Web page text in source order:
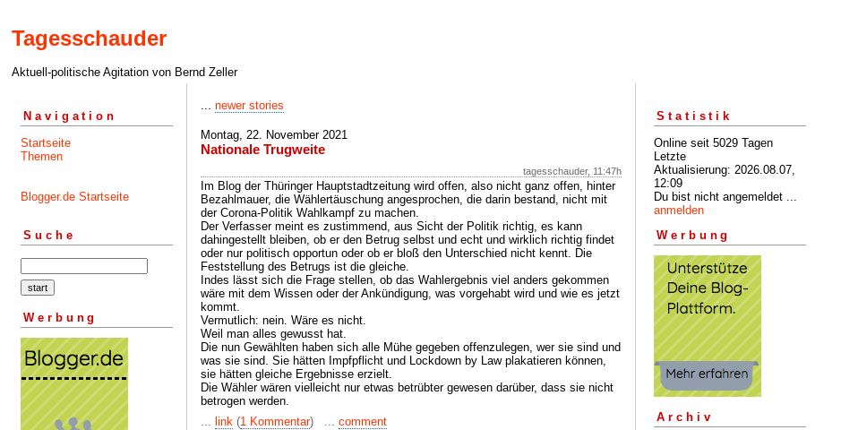
Tagesschauder
Aktuell-politische Agitation von Bernd Zeller
Navigation
Startseite
Themen
Blogger.de Startseite
Suche
Werbung
... newer stories
Montag, 22. November 2021
Nationale Trugweite
tagesschauder, 11:47h
Im Blog der Thüringer Hauptstadtzeitung wird offen, also nicht ganz offen, hinter
Bezahlmauer, die Wählertäuschung angesprochen, die darin bestand, nicht mit
der Corona-Politik Wahlkampf zu machen.
Der Verfasser meint es zustimmend, aus Sicht der Politik richtig, es kann
dahingestellt bleiben, ob er den Betrug selbst und echt und wirklich richtig findet
oder nur politisch opportun oder ob er bloß den Unterschied nicht kennt. Die
Feststellung des Betrugs ist die gleiche.
Indes lässt sich die Frage stellen, ob das Wahlergebnis viel anders gekommen
wäre mit dem Wissen oder der Ankündigung, was vorgehabt wird und wie es jetzt
kommt.
Vermutlich: nein. Wäre es nicht.
Weil man alles gewusst hat.
Die nun Gewählten haben sich alle Mühe gegeben offenzulegen, wer sie sind und
was sie sind. Sie hätten Impfpflicht und Lockdown by Law plakatieren können,
sie hätten gleiche Ergebnisse erzielt.
Die Wähler wären vielleicht nur etwas betrübter gewesen darüber, dass sie nicht
betrogen werden.
... link (1 Kommentar) ... comment
Statistik
Online seit 5029 Tagen
Letzte
Aktualisierung: 2026.08.07,
12:09
Du bist nicht angemeldet ...
anmelden
Werbung
Archiv